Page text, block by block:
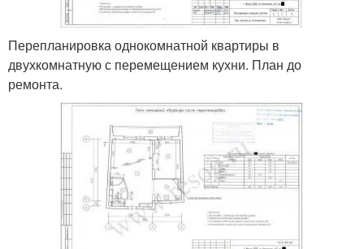
Перепланировка однокомнатной квартиры в
двухкомнатную с перемещением кухни. План до
ремонта.